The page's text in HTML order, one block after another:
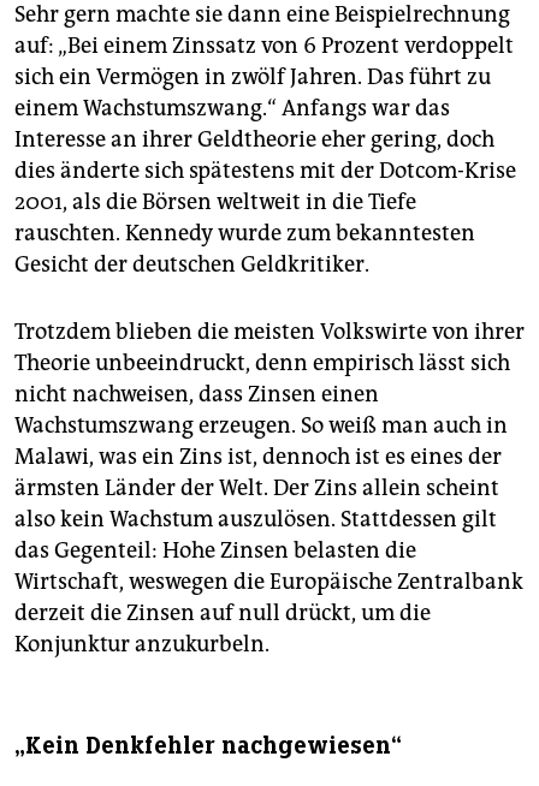
Sehr gern machte sie dann eine Beispielrechnung
auf: „Bei einem Zinssatz von 6 Prozent verdoppelt
sich ein Vermögen in zwölf Jahren. Das führt zu
einem Wachstumszwang.“ Anfangs war das
Interesse an ihrer Geldtheorie eher gering, doch
dies änderte sich spätestens mit der Dotcom-Krise
2001, als die Börsen weltweit in die Tiefe
rauschten. Kennedy wurde zum bekanntesten
Gesicht der deutschen Geldkritiker.
Trotzdem blieben die meisten Volkswirte von ihrer
Theorie unbeeindruckt, denn empirisch lässt sich
nicht nachweisen, dass Zinsen einen
Wachstumszwang erzeugen. So weiß man auch in
Malawi, was ein Zins ist, dennoch ist es eines der
ärmsten Länder der Welt. Der Zins allein scheint
also kein Wachstum auszulösen. Stattdessen gilt
das Gegenteil: Hohe Zinsen belasten die
Wirtschaft, weswegen die Europäische Zentralbank
derzeit die Zinsen auf null drückt, um die
Konjunktur anzukurbeln.
„Kein Denkfehler nachgewiesen“